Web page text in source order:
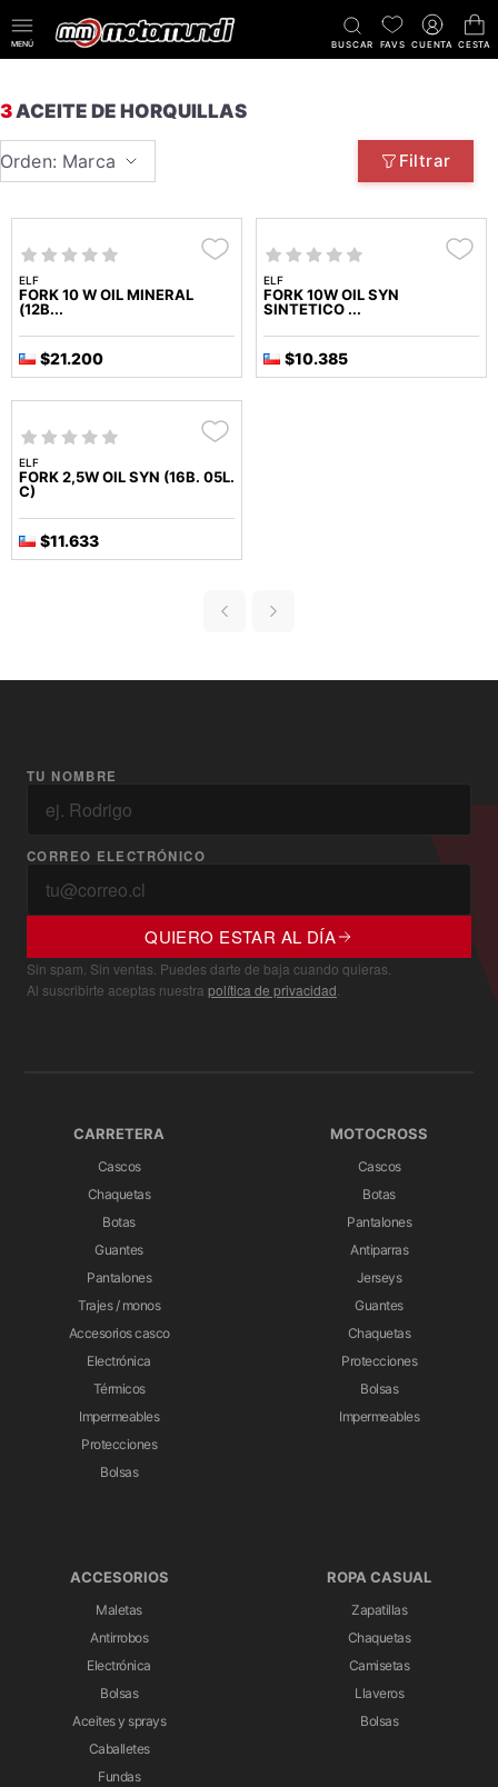
MENÚ BUSCAR FAVS CUENTA CESTA
3ACEITE DE HORQUILLAS
Orden: Marca Filtrar
ELF
FORK 10 W OIL MINERAL
(12B...
$21.200
ELF
FORK 10W OIL SYN
SINTETICO ...
$10.385
ELF
FORK 2,5W OIL SYN (16B. 05L.
C)
$11.633
TU NOMBRE
CORREO ELECTRÓNICO
QUIERO ESTAR AL DÍA
Sin spam. Sin ventas. Puedes darte de baja cuando quieras.
Al suscribirte aceptas nuestra política de privacidad.
CARRETERA
Cascos
Chaquetas
Botas
Guantes
Pantalones
Trajes / monos
Accesorios casco
Electrónica
Térmicos
Impermeables
Protecciones
Bolsas
MOTOCROSS
Cascos
Botas
Pantalones
Antiparras
Jerseys
Guantes
Chaquetas
Protecciones
Bolsas
Impermeables
ACCESORIOS
Maletas
Antirrobos
Electrónica
Bolsas
Aceites y sprays
Caballetes
Fundas
ROPA CASUAL
Zapatillas
Chaquetas
Camisetas
Llaveros
Bolsas